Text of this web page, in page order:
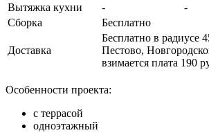
Вытяжка кухни
- -
Сборка
Бесплатно
Доставка
Бесплатно в радиусе
Пестово,
взимается плата 190
Особенности проекта:
с террасой
одноэтажный